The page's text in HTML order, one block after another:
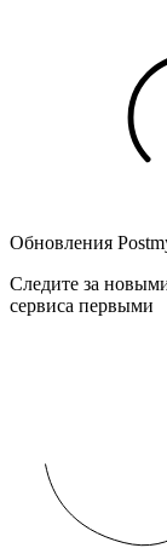
Обновления
Следите за
сервиса первыми